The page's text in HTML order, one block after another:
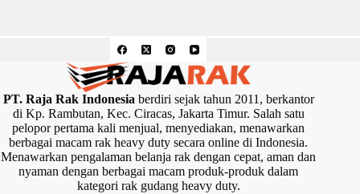
PT. Raja Rak Indonesiaberdiri sejak tahun 2011, berkantor
di Kp. Rambutan, Kec. Ciracas, Jakarta Timur. Salah satu
pelopor pertama kali menjual, menyediakan, menawarkan
berbagai macam rak heavy duty secara online di Indonesia.
Menawarkan pengalaman belanja rak dengan cepat, aman dan
nyaman dengan berbagai macam produk-produk dalam
kategori rak gudang heavy duty.